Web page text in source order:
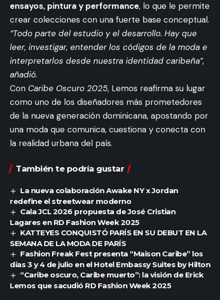
ensayos, pintura y performance, lo que le permite
crear colecciones con una fuerte base conceptual.
“Todo parte del estudio y el desarrollo. Hay que
leer, investigar, entender los códigos de la moda e
interpretarlos desde nuestra identidad caribeña”,
añadió.
Con Caribe Oscuro 2025, Lemos reafirma su lugar
como uno de los diseñadores más prometedores
de la nueva generación dominicana, apostando por
una moda que comunica, cuestiona y conecta con
la realidad urbana del país.
También te podría gustar
La nueva colaboración Awake NY x Jordan
redefine el streetwear moderno
Cala JCL 2026 propuesta de José Cristian
Lagares en RD Fashion Week 2025
KATTEYES CONQUISTÓ PARÍS EN SU DEBUT EN LA
SEMANA DE LA MODA DE PARÍS
Fashion Freak Fest presenta “Maison Caribe” los
días 3 y 4 de julio en el Hotel Embassy Suites by Hilton
“Caribe oscuro, Caribe muerto”: la visión de Erick
Lemos que sacudió RD Fashion Week 2025